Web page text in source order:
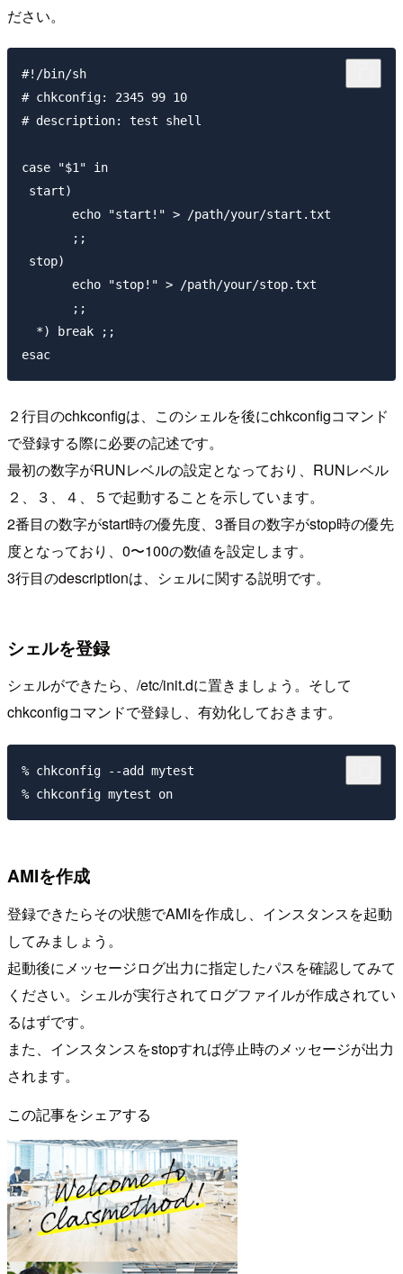
ださい。
#!/bin/sh
# chkconfig: 2345 99 10
# description: test shell
case "$1" in
start)
       echo "start!" > /path/your/start.txt
       ;;
stop)
       echo "stop!" > /path/your/stop.txt
       ;;
  *) break ;;
２行目のchkconfigは、このシェルを後にchkconfigコマンド
で登録する際に必要の記述です。
最初の数字がRUNレベルの設定となっており、RUNレベル
２、３、４、５で起動することを示しています。
2番目の数字がstart時の優先度、3番目の数字がstop時の優先
度となっており、0〜100の数値を設定します。
3行目のdescriptionは、シェルに関する説明です。
シェルを登録
シェルができたら、/etc/init.dに置きましょう。そして
chkconfigコマンドで登録し、有効化しておきます。
% chkconfig --add mytest
AMIを作成
登録できたらその状態でAMIを作成し、インスタンスを起動
してみましょう。
起動後にメッセージログ出力に指定したパスを確認してみて
ください。シェルが実行されてログファイルが作成されてい
るはずです。
また、インスタンスをstopすれば停止時のメッセージが出力
されます。
この記事をシェアする